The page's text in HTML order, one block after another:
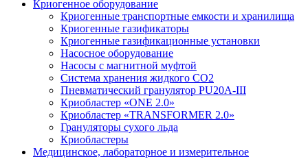
Криогенное оборудование
Криогенные транспортные емкости и хранилища
Криогенные газификаторы
Криогенные газификационные установки
Насосное оборудование
Насосы с магнитной муфтой
Система хранения жидкого CO2
Пневматический гранулятор PU20A-III
Криобластер «ONE 2.0»
Криобластер «TRANSFORMER 2.0»
Грануляторы сухого льда
Криобластеры
Медицинское, лабораторное и измерительное